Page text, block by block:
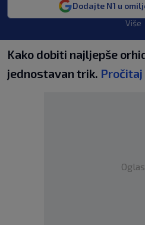
Dodajte N1 u
Više
Kako dobiti najljepše
jednostavan trik. Pročitaj
Oglas